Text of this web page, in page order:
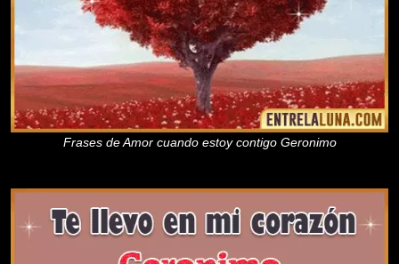
Frases de Amor cuando estoy contigo Geronimo